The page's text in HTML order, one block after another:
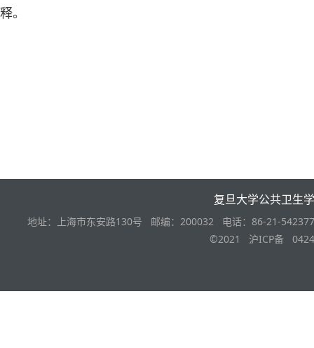
释。
复旦大学公共卫生
地址：上海市东安路130号 邮编：200032 电话：86-21-
©2021 沪ICP备